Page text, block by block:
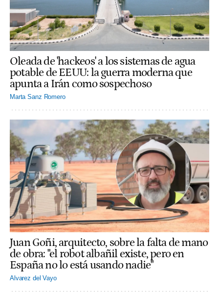
Oleada de 'hackeos' a los sistemas de agua
potable de EEUU: la guerra moderna que
apunta a Irán como sospechoso
Marta Sanz Romero
Juan Goñi, arquitecto, sobre la falta de mano
de obra: "el robot albañil existe, pero en
España no lo está usando nadie"
Alvarez del Vayo